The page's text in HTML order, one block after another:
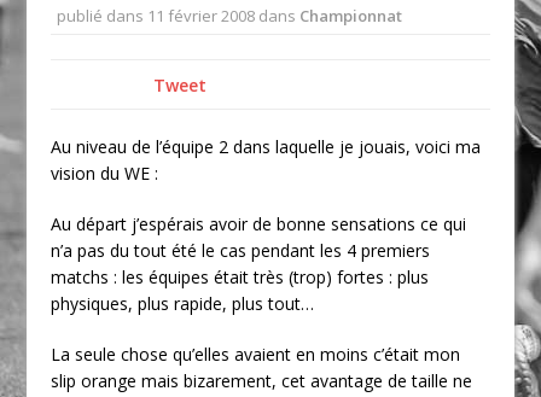
publié dans 11 février 2008 dans Championnat
Tweet
Au niveau de l’équipe 2 dans laquelle je jouais, voici ma
vision du WE :
Au départ j’espérais avoir de bonne sensations ce qui
n’a pas du tout été le cas pendant les 4 premiers
matchs : les équipes était très (trop) fortes : plus
physiques, plus rapide, plus tout…
La seule chose qu’elles avaient en moins c’était mon
slip orange mais bizarement, cet avantage de taille ne